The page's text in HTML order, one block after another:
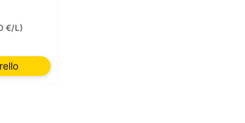
€/L)